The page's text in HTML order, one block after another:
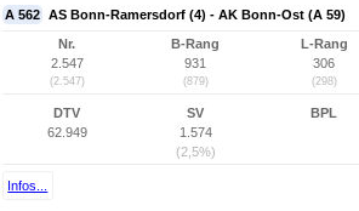
A 562 AS Bonn-Ramersdorf (4) - AK Bonn-Ost (A 59)
Nr.
2.547
(2.547)
B-Rang
931
(879)
L-Rang
306
(298)
DTV
62.949
SV
1.574
(2,5%)
BPL
Infos...